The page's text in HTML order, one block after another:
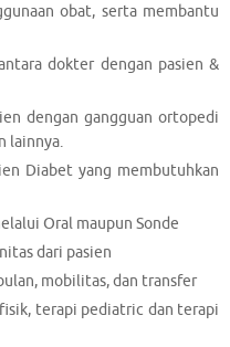
obat, serta membantu
dokter dengan pasien &
dengan gangguan ortopedi
lainnya.
Diabet yang membutuhkan
Oral maupun Sonde
dari pasien
mobilitas, dan transfer
terapi pediatric dan terapi